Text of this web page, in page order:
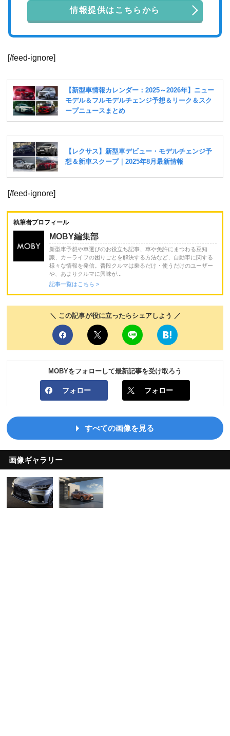
情報提供はこちらから
[/feed-ignore]
[/feed-ignore]
執筆者プロフィール
MOBY編集部
新型車予想や車選びのお役立ち記事、車や免許にまつわる豆知
識、カーライフの困りごとを解決する方法など、自動車に関する
様々な情報を発信。普段クルマは乗るだけ・使うだけのユーザー
や、あまりクルマに興味が...
記事一覧はこちら >
＼ この記事が役に立ったらシェアしよう ／
MOBYをフォローして最新記事を受け取ろう
フォロー フォロー
すべての画像を見る
画像ギャラリー